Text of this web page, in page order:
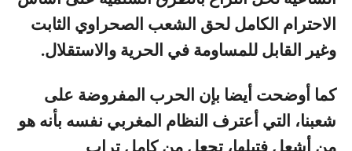
الاحترام الكامل لحق الشعب الصحراوي الثابت
وغير القابل للمساومة في الحرية والاستقلال.
كما أوضحت أيضا بإن الحرب المفروضة على
شعبنا، التي أعترف النظام المغربي نفسه بأنه هو
من أشعل فتيلها، تجعل من كامل تراب